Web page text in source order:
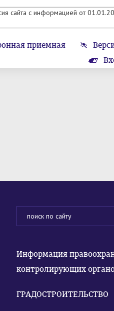
сайта с информацией от
приемная
Информация
контролирующих
ГРАДОСТРОИТЕЛЬСТВО